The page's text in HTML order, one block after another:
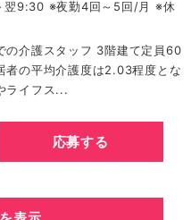
9:30 ※夜勤4回～5回/月 ※休
の介護スタッフ 3階建て定員60
者の平均介護度は2.03程度とな
ライフス...
応募する